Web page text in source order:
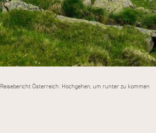
Reisebericht Österreich: Hochgehen, um runter zu kommen